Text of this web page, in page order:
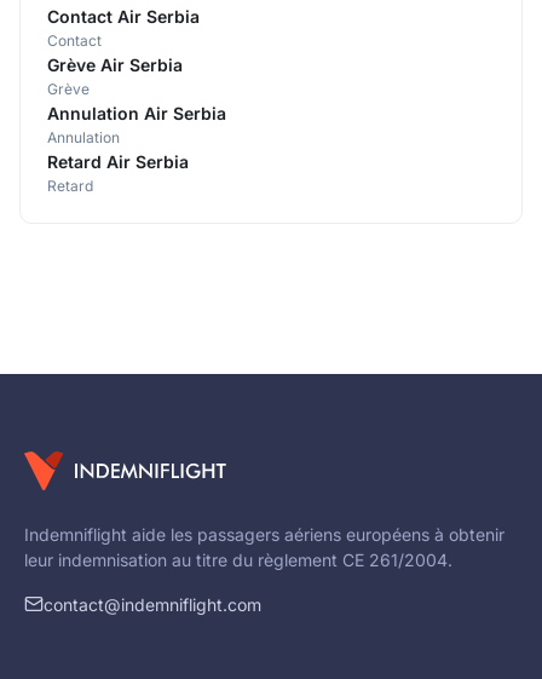
Contact Air Serbia
Contact
Grève Air Serbia
Grève
Annulation Air Serbia
Annulation
Retard Air Serbia
Retard
Indemniflight aide les passagers aériens européens à obtenir
leur indemnisation au titre du règlement CE 261/2004.
contact@indemniflight.com